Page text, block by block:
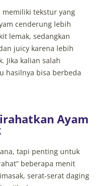
memiliki tekstur yang
cenderung lebih
lemak, sedangkan
juicy karena lebih
Jika kalian salah
hasilnya bisa berbeda
Ayam
tapi penting untuk
beberapa menit
serat-serat daging